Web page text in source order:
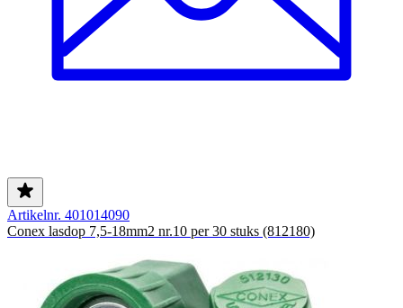
Artikelnr. 401014090
Conex lasdop 7,5-18mm2 nr.10 per 30 stuks (812180)